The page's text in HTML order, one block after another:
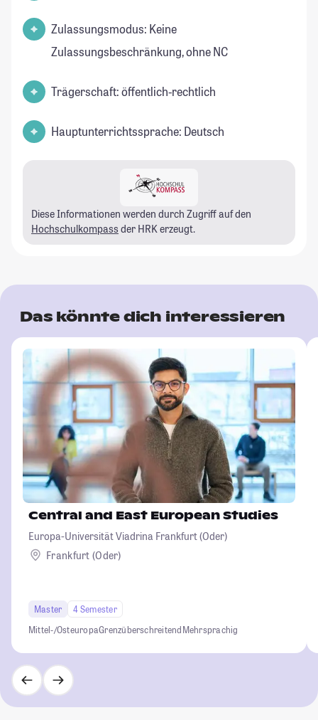
Zulassungsmodus: Keine
Zulassungsbeschränkung, ohne NC
Trägerschaft: öffentlich-rechtlich
Hauptunterrichtssprache: Deutsch
Diese Informationen werden durch Zugriff auf den
Hochschulkompass der HRK erzeugt.
Das könnte dich interessieren
Central and East European Studies
Europa-Universität Viadrina Frankfurt (Oder)
Frankfurt (Oder)
Master
4 Semester
Mittel-/OsteuropaGrenzüberschreitendMehrsprachig